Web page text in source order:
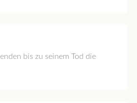
bis zu seinem Tod die